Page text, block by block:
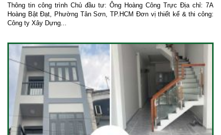
Thông tin công trình Chủ đầu tư: Ông Hoàng Công Trực Địa chỉ: 7A
Hoàng Bật Đạt, Phường Tân Sơn, TP.HCM Đơn vị thiết kế & thi công:
Công ty Xây Dựng...